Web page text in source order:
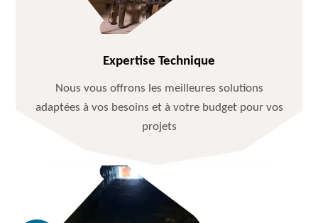
Expertise Technique
Nous vous offrons les meilleures solutions
adaptées à vos besoins et à votre budget pour vos
projets